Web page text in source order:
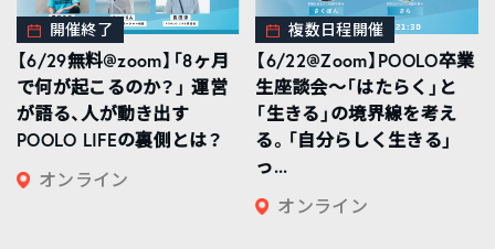
開催終了
【6/29無料@zoom】「8ヶ月
で何が起こるのか？」 運営
が語る、人が動き出す
POOLO LIFEの裏側とは？
オンライン
複数日程開催
【6/22@Zoom】POOLO卒業
生座談会〜「はたらく」と
「生きる」の境界線を考え
る。「自分らしく生きる」
っ...
オンライン